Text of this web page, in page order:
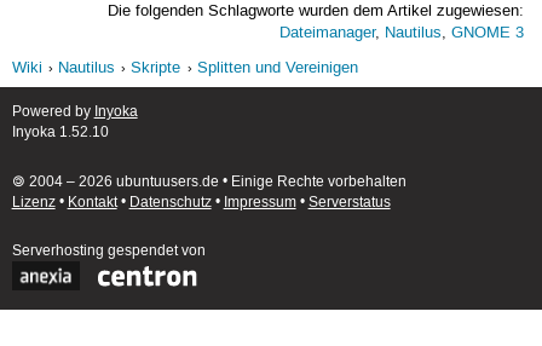
Die folgenden Schlagworte wurden dem Artikel zugewiesen:
Dateimanager, Nautilus,GNOME 3
Wiki
Nautilus Skripte Splitten und Vereinigen
Powered by Inyoka
Inyoka 1.52.10
🄯 2004 – 2026 ubuntuusers.de • Einige Rechte vorbehalten
Lizenz• Kontakt• Datenschutz• Impressum• Serverstatus
Serverhosting gespendet von